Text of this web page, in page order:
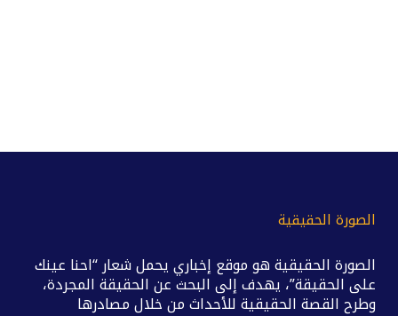
الصورة الحقيقية
الصورة الحقيقية هو موقع إخباري يحمل شعار “احنا عينك
على الحقيقة”، يهدف إلى البحث عن الحقيقة المجردة،
وطرح القصة الحقيقية للأحداث من خلال مصادرها